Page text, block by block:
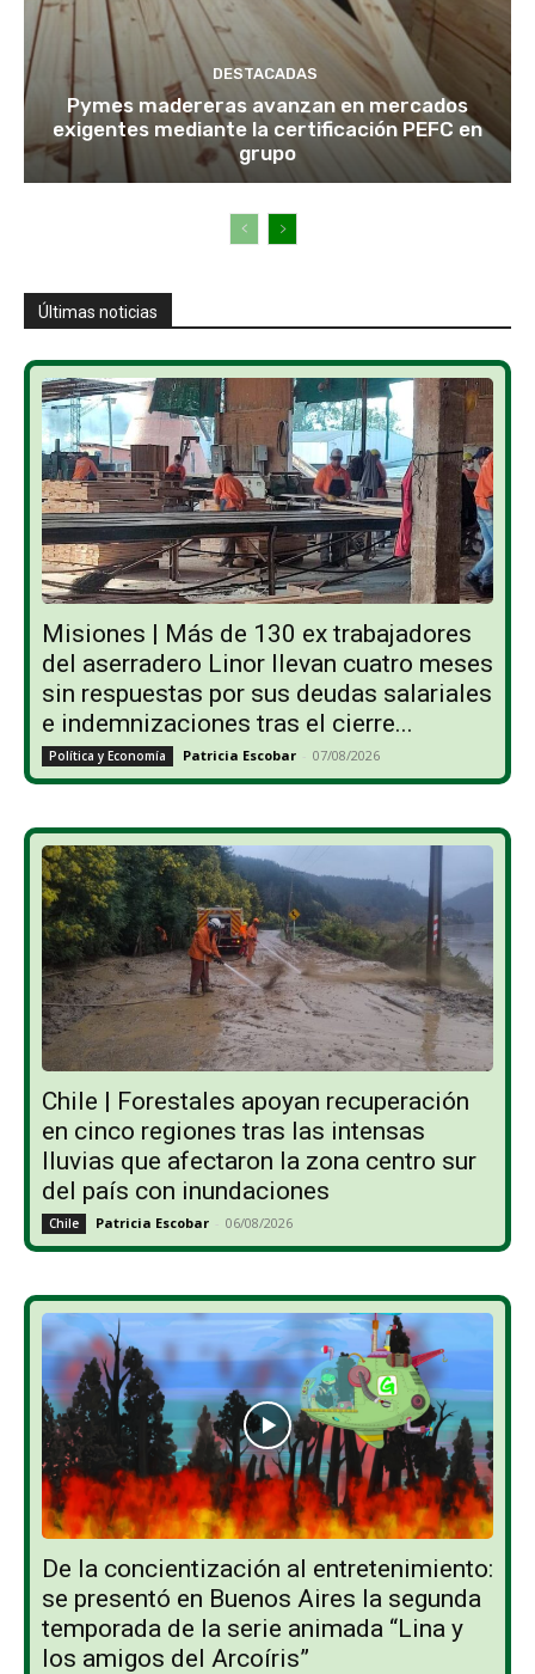
DESTACADAS
Pymes madereras avanzan en mercados
exigentes mediante la certificación PEFC en
grupo
Últimas noticias
Misiones | Más de 130 ex trabajadores
del aserradero Linor llevan cuatro meses
sin respuestas por sus deudas salariales
e indemnizaciones tras el cierre...
Política y Economía Patricia Escobar - 07/08/2026
Chile | Forestales apoyan recuperación
en cinco regiones tras las intensas
lluvias que afectaron la zona centro sur
del país con inundaciones
Chile Patricia Escobar - 06/08/2026
De la concientización al entretenimiento:
se presentó en Buenos Aires la segunda
temporada de la serie animada “Lina y
los amigos del Arcoíris”